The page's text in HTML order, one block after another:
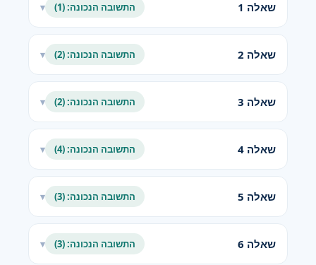
שאלה 1 התשובה הנכונה: (1) ▾
שאלה 2 התשובה הנכונה: (2) ▾
שאלה 3 התשובה הנכונה: (2) ▾
שאלה 4 התשובה הנכונה: (4) ▾
שאלה 5 התשובה הנכונה: (3) ▾
שאלה 6 התשובה הנכונה: (3) ▾